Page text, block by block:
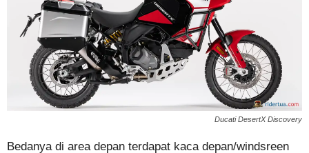
Ducati DesertX Discovery
Bedanya di area depan terdapat kaca depan/windsreen